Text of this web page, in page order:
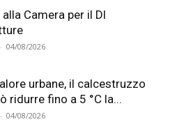
Camera per il Dl
- 04/08/2026
urbane, il calcestruzzo
ridurre fino a 5 °C la...
- 04/08/2026